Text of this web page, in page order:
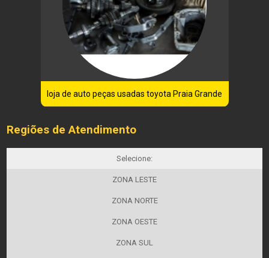
loja de auto peças usadas toyota Praia Grande
Regiões de Atendimento
Selecione:
ZONA LESTE
ZONA NORTE
ZONA OESTE
ZONA SUL